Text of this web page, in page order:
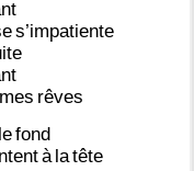
s’impatiente
mes rêves
lefond
à latête